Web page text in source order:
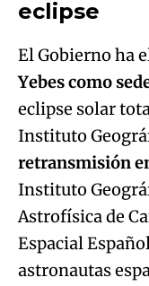
eclipse
El Gobierno ha
Yebes como
eclipse solar
Instituto
retransmisión
Instituto
Astrofísica de
Espacial
astronautas